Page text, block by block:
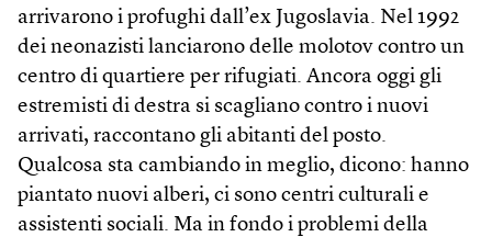
arrivarono i profughi dall’ex Jugoslavia. Nel 1992
dei neonazisti lanciarono delle molotov contro un
centro di quartiere per rifugiati. Ancora oggi gli
estremisti di destra si scagliano contro i nuovi
arrivati, raccontano gli abitanti del posto.
Qualcosa sta cambiando in meglio, dicono: hanno
piantato nuovi alberi, ci sono centri culturali e
assistenti sociali. Ma in fondo i problemi della